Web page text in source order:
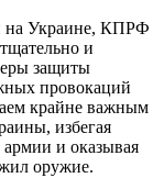
на Украине, КПРФ
и
защиты
провокаций
крайне важным
избегая
и оказывая
оружие.